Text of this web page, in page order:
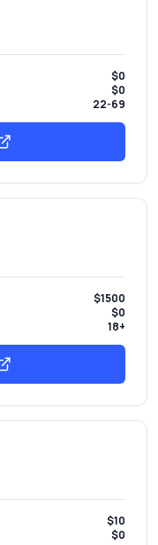
$0
$0
22-69
$1500
$0
18+
$10
$0